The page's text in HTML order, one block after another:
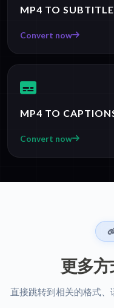
MP4 TO
Convert now
MP4 TO
Convert now
更多方
直接跳转到相关的格式